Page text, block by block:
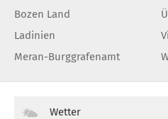
Bozen Land
Ladinien
Meran-Burggrafenamt
Wetter